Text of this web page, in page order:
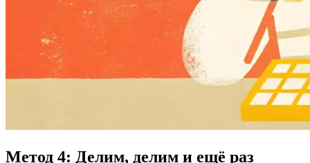
Метод 4: Делим, делим и ещё раз